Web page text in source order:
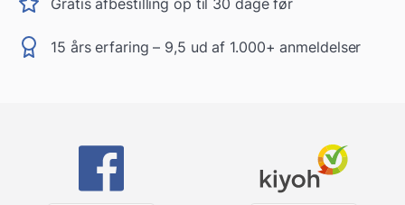
Gratis afbestilling op til 30 dage før
15 års erfaring – 9,5 ud af 1.000+ anmeldelser